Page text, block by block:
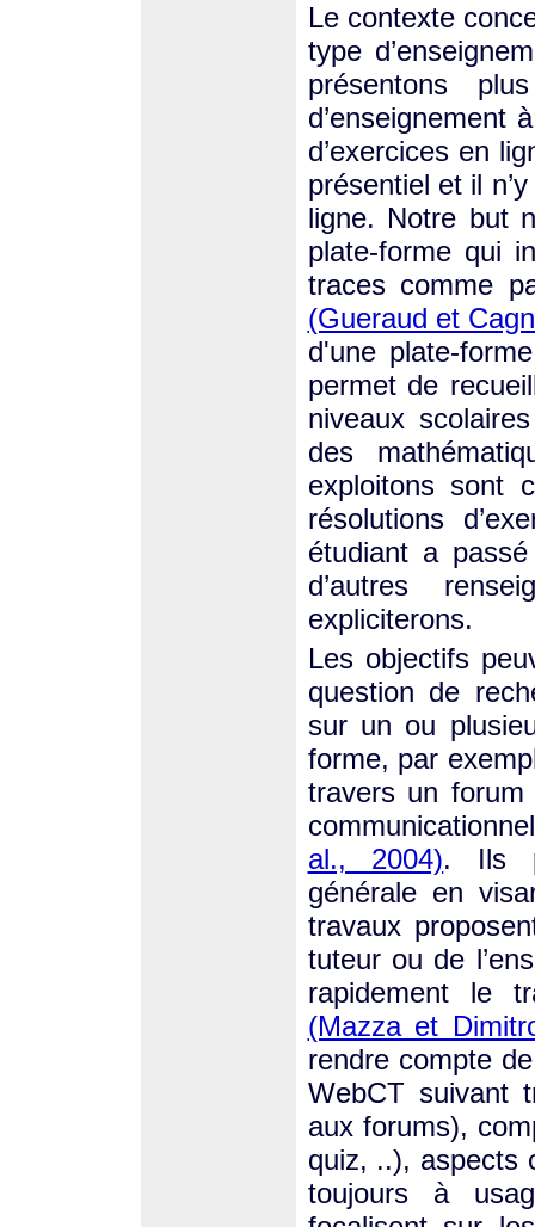
Le contexte
type
présentons
d’enseignement
d’exercices en
présentiel et il
ligne. Notre but
plate-forme qui
traces comme
(Gueraud et
d'une plate-
permet de
niveaux
des
exploitons sont
résolutions
étudiant a
d’autres
expliciterons.
Les objectifs
question de
sur un ou
forme, par
travers un
al., 2004). Ils
générale en
travaux
tuteur ou de
rapidement le
(Mazza et
rendre compte
WebCT suivant
aux forums),
quiz, ..), aspects
toujours à